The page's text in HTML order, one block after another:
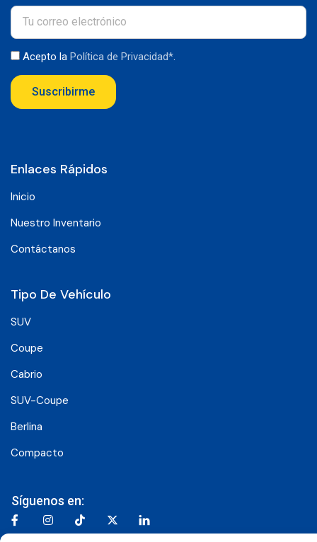
Acepto la Política de Privacidad*
Suscribirme
Enlaces Rápidos
Inicio
Nuestro Inventario
Contáctanos
Tipo De Vehículo
SUV
Coupe
Cabrio
SUV-Coupe
Berlina
Compacto
Síguenos en: